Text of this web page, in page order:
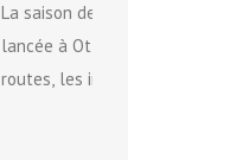
La saison des travaux 2026
lancée à Ottawa, avec
routes, les infrastructures et la